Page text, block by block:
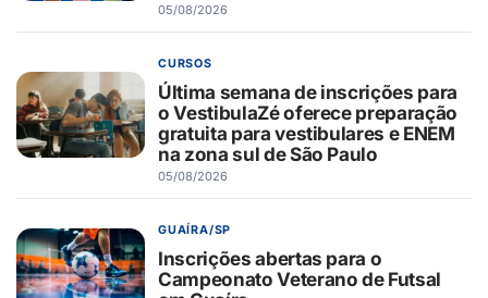
05/08/2026
CURSOS
Última semana de inscrições para
o VestibulaZé oferece preparação
gratuita para vestibulares e ENEM
na zona sul de São Paulo
05/08/2026
GUAÍRA/SP
Inscrições abertas para o
Campeonato Veterano de Futsal